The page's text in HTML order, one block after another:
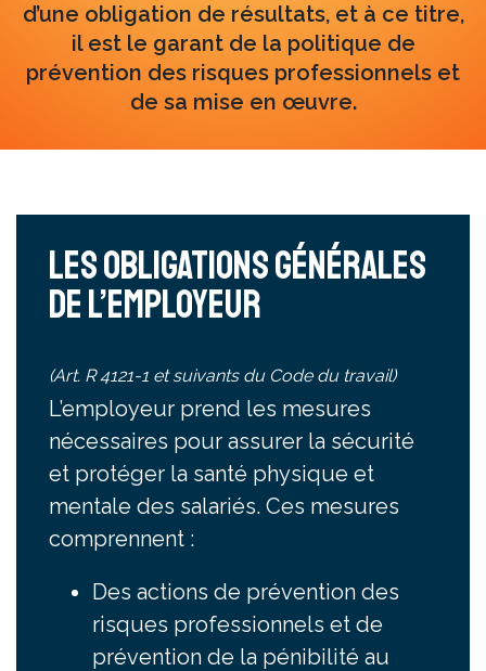
d’une obligation de résultats, et à ce titre,
il est le garant de la politique de
prévention des risques professionnels et
de sa mise en œuvre.
Les obligations générales
de l’employeur
(Art. R 4121-1 et suivants du Code du travail)
L’employeur prend les mesures
nécessaires pour assurer la sécurité
et protéger la santé physique et
mentale des salariés. Ces mesures
comprennent :
Des actions de prévention des
risques professionnels et de
prévention de la pénibilité au